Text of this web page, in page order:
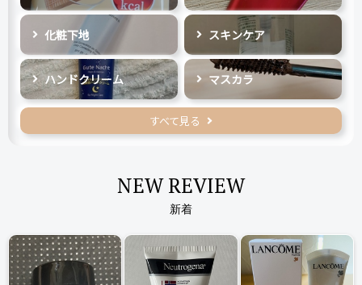
化粧下地 スキンケア
ハンドクリーム マスカラ
すべて見る
NEW REVIEW
新着